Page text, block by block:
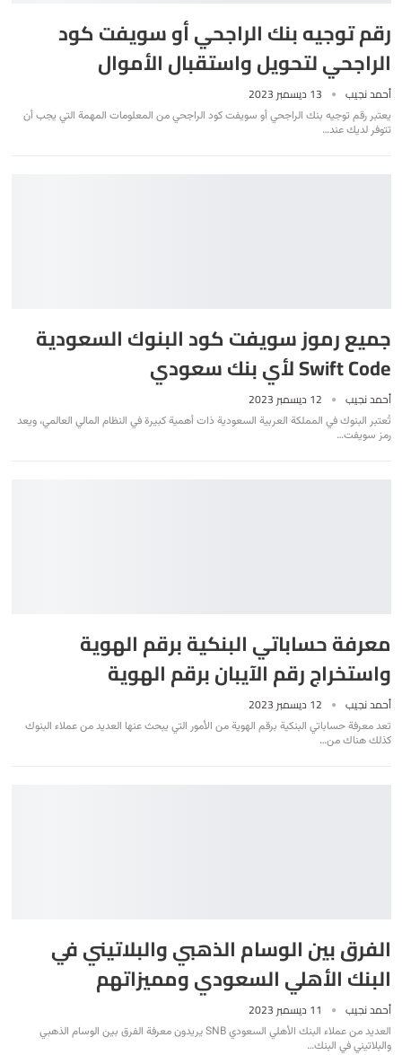
رقم توجيه بنك الراجحي أو سويفت كود
الراجحي لتحويل واستقبال الأموال
أحمد نجيب 13 ديسمبر 2023
يعتبر رقم توجيه بنك الراجحي أو سويفت كود الراجحي من المعلومات المهمة التي يجب أن
تتوفر لديك عند…
جميع رموز سويفت كود البنوك السعودية
Swift Code لأي بنك سعودي
أحمد نجيب 12 ديسمبر 2023
تُعتبر البنوك في المملكة العربية السعودية ذات أهمية كبيرة في النظام المالي العالمي، ويعد
رمز سويفت…
معرفة حساباتي البنكية برقم الهوية
واستخراج رقم الآيبان برقم الهوية
أحمد نجيب 12 ديسمبر 2023
تعد معرفة حساباتي البنكية برقم الهوية من الأمور التي يبحث عنها العديد من عملاء البنوك
كذلك هناك من…
الفرق بين الوسام الذهبي والبلاتيني في
البنك الأهلي السعودي ومميزاتهم
أحمد نجيب 11 ديسمبر 2023
العديد من عملاء البنك الأهلي السعودي SNB يريدون معرفة الفرق بين الوسام الذهبي
والبلاتيني في البنك…